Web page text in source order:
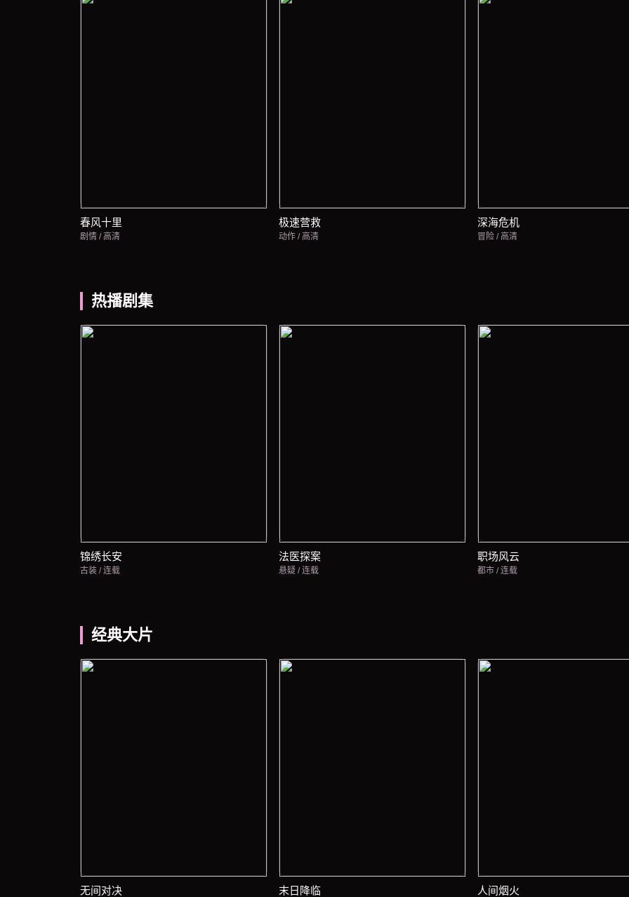
春风十里
剧情 / 高清
极速营救
动作 / 高清
深海危机
冒险 / 高清
热播剧集
锦绣长安
古装 / 连载
法医探案
悬疑 / 连载
职场风云
都市 / 连载
经典大片
无间对决 末日降临 人间烟火